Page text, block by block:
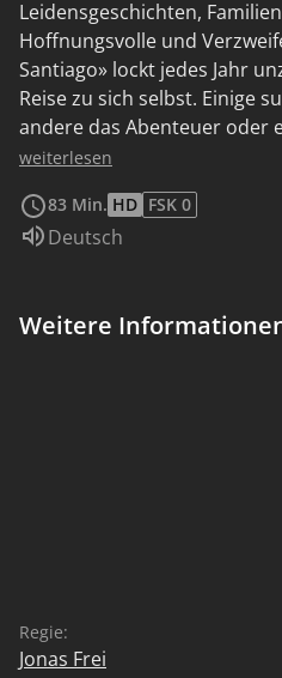
Leidensgeschichten,
Hoffnungsvolle und
Santiago» lockt jedes Jahr
Reise zu sich selbst. Einige
andere das Abenteuer oder
An einem bestimmten Punkt
Santiago» zeigt, dass es auf
mehr als um eine Pilgerreise
Freundschaften an. Hier
weiterlesen
83 Min. HD FSK 0
Sprache:
Deutsch
Weitere
Regie:
Jonas Frei